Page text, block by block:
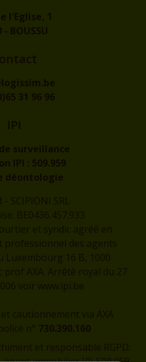
l'Eglise, 1
- BOUSSU
31 96 96
IPI
surveillance
IPI : 509.959
déontologie
- SCIPIONI SRL
BE0436.457.933
et syndic agréé en
professionnel des agents
Luxembourg 16 B, 1000
prof AXA. Arrêté royal du 27
voir www.ipi.be
cautionnement via AXA
n° 730.390.160
et responsable RGPD: